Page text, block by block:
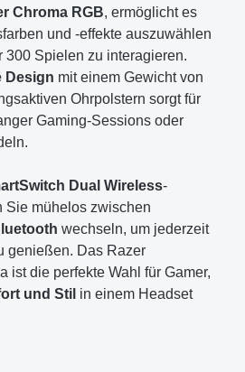
Chroma RGB, ermöglicht es
und -effekte auszuwählen
300 Spielen zu interagieren.
Design mit einem Gewicht von
Ohrpolstern sorgt für
Gaming-Sessions oder
Dual Wireless-
Sie mühelos zwischen
wechseln, um jederzeit
genießen. Das Razer
ist die perfekte Wahl für Gamer,
und Stil in einem Headset